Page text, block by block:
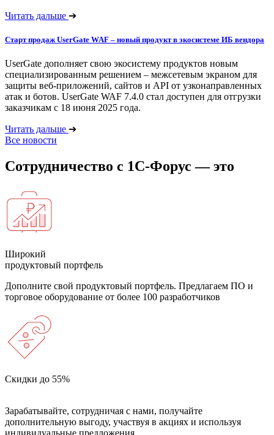
Читать дальше ➔
Старт продаж UserGate WAF – новый продукт в экосистеме ИБ вендора
UserGate дополняет свою экосистему продуктов новым
специализированным решением – межсетевым экраном для
защиты веб-приложений, сайтов и API от узконаправленных
атак и ботов. UserGate WAF 7.4.0 стал доступен для отгрузки
заказчикам с 18 июня 2025 года.
Читать дальше ➔
Все новости
Сотрудничество с 1С-Форус — это
Широкий
продуктовый портфель
Дополните свой продуктовый портфель. Предлагаем ПО и
торговое оборудование от более 100 разработчиков
Скидки до 55%
Зарабатывайте, сотрудничая с нами, получайте
дополнительную выгоду, участвуя в акциях и используя
индивидуальные предложения